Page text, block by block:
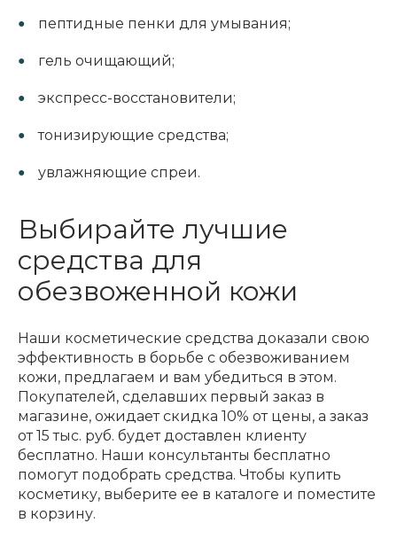
пептидные пенки для умывания;
гель очищающий;
экспресс-восстановители;
тонизирующие средства;
увлажняющие спреи.
Выбирайте лучшие
средства для
обезвоженной кожи
Наши косметические средства доказали свою
эффективность в борьбе с обезвоживанием
кожи, предлагаем и вам убедиться в этом.
Покупателей, сделавших первый заказ в
магазине, ожидает скидка 10% от цены, а заказ
от 15 тыс. руб. будет доставлен клиенту
бесплатно. Наши консультанты бесплатно
помогут подобрать средства. Чтобы купить
косметику, выберите ее в каталоге и поместите
в корзину.